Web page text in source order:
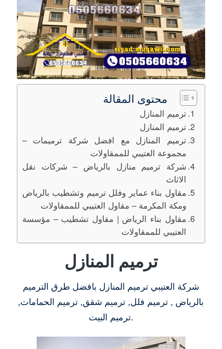
محتوى المقالة
ترميم المنازل
ترميم المنازل
ترميم المنازل مع افضل شركة ترميمات –
مجموعة العتيبي للممقاولات
شركة ترميم منازل بالرياض – شركات نقل
الاثاث
مقاول بناء عماير وفلل ترميم وتشطيب بالرياض
ومكة المكرمة – مقاول العتيبي للممقاولات
مقاول بناء الرياض | مقاول تشطيب – مؤسسة
العتيبي للممقاولات
ترميم المنازل
شركة العتيبي ترميم المنازل بافضل طرق الترميم
بالرياض , ترميم فلل, ترميم شقق, ترميم الحمامات,
ترميم البيت.